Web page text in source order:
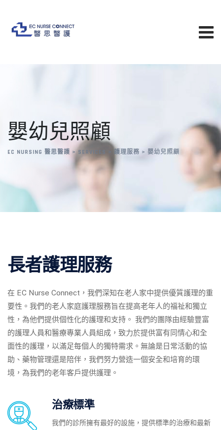
嬰幼兒照顧
EC NURSING 醫思醫護 >SERVICES > 護理服務 > 嬰幼兒照顧
長者護理服務
在 EC Nurse Connect，我們深知在老人家中提供優質護理的重
要性。我們的老人家庭護理服務旨在提高老年人的福祉和獨立
性，為他們提供個性化的護理和支持。 我們的團隊由經驗豐富
的護理人員和醫療專業人員組成，致力於提供富有同情心和全
面性的護理，以滿足每個人的獨特需求。無論是日常活動的協
助、藥物管理還是陪伴，我們努力營造一個安全和培育的環
境，為我們的老年客戶提供護理。
治療標準
我們的診所擁有最好的設施，提供標準的治療和最新